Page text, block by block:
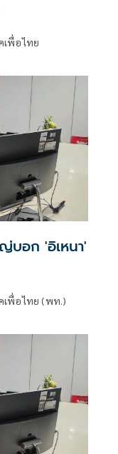
เพื่อไทย
บอก 'อิเหนา'
เพื่อไทย (พท.)